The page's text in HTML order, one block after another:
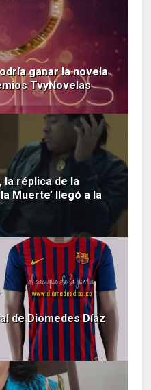
ganar la novela
TvyNovelas
la réplica de la
Muerte’ llegó a la
de Diomedes Díaz